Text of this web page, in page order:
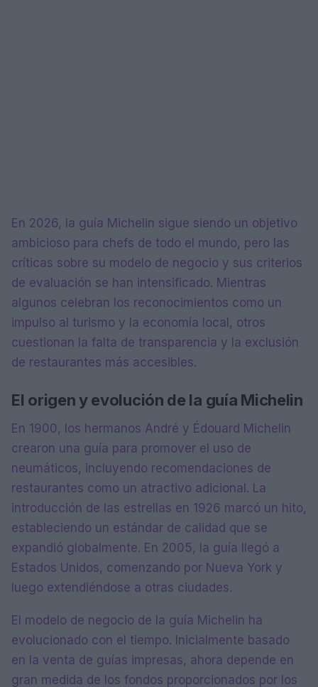
En 2026, la guía Michelin sigue siendo un objetivo
ambicioso para chefs de todo el mundo, pero las
críticas sobre su modelo de negocio y sus criterios
de evaluación se han intensificado. Mientras
algunos celebran los reconocimientos como un
impulso al turismo y la economía local, otros
cuestionan la falta de transparencia y la exclusión
de restaurantes más accesibles.
El origen y evolución de la guía Michelin
En 1900, los hermanos André y Édouard Michelin
crearon una guía para promover el uso de
neumáticos, incluyendo recomendaciones de
restaurantes como un atractivo adicional. La
introducción de las estrellas en 1926 marcó un hito,
estableciendo un estándar de calidad que se
expandió globalmente. En 2005, la guía llegó a
Estados Unidos, comenzando por Nueva York y
luego extendiéndose a otras ciudades.
El modelo de negocio de la guía Michelin ha
evolucionado con el tiempo. Inicialmente basado
en la venta de guías impresas, ahora depende en
gran medida de los fondos proporcionados por los